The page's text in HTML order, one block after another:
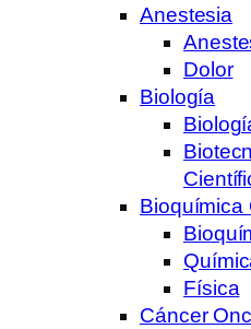
Anestesia
Dolor
Biología
Bioquímica
Física
Cáncer